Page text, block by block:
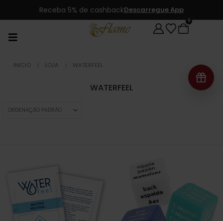
Receba 5% de cashbackDescarregue App
0
INICIO LOJA WATERFEEL
WATERFEEL